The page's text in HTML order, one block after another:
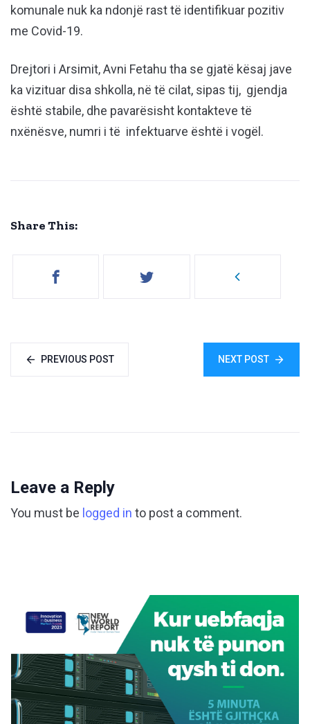
komunale nuk ka ndonjë rast të identifikuar pozitiv
me Covid-19.
Drejtori i Arsimit, Avni Fetahu tha se gjatë kësaj jave
ka vizituar disa shkolla, në të cilat, sipas tij, gjendja
është stabile, dhe pavarësisht kontakteve të
nxënësve, numri i të infektuarve është i vogël.
Share This:
PREVIOUS POST NEXT POST
Leave a Reply
You must be logged in to post a comment.